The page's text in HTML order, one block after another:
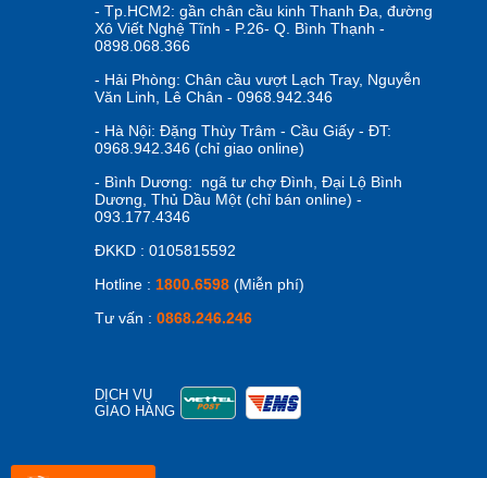
- Tp.HCM2: gần chân cầu kinh Thanh Đa, đường
Xô Viết Nghệ Tĩnh - P.26- Q. Bình Thạnh -
0898.068.366
- Hải Phòng: Chân cầu vượt Lạch Tray, Nguyễn
Văn Linh, Lê Chân - 0968.942.346
- Hà Nội: Đặng Thùy Trâm - Cầu Giấy - ĐT:
0968.942.346 (chỉ giao online)
- Bình Dương: ngã tư chợ Đình, Đại Lộ Bình
Dương, Thủ Dầu Một (chỉ bán online) -
093.177.4346
ĐKKD : 0105815592
Hotline : 1800.6598 (Miễn phí)
Tư vấn : 0868.246.246
DỊCH VỤ
GIAO HÀNG